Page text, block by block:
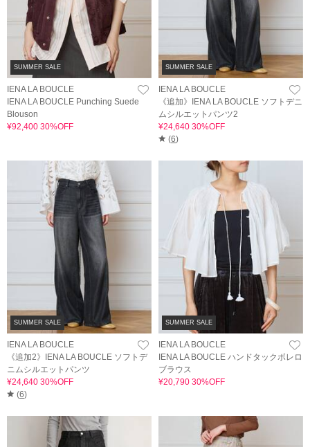
SUMMER SALE
IENA LA BOUCLE
IENA LA BOUCLE Punching Suede
Blouson
¥92,400 30%OFF
SUMMER SALE
IENA LA BOUCLE
《追加》IENA LA BOUCLE ソフトデニ
ムシルエットパンツ2
¥24,640 30%OFF
(6)
SUMMER SALE
IENA LA BOUCLE
《追加2》IENA LA BOUCLE ソフトデ
ニムシルエットパンツ
¥24,640 30%OFF
(6)
SUMMER SALE
IENA LA BOUCLE
IENA LA BOUCLE ハンドタックボレロ
ブラウス
¥20,790 30%OFF